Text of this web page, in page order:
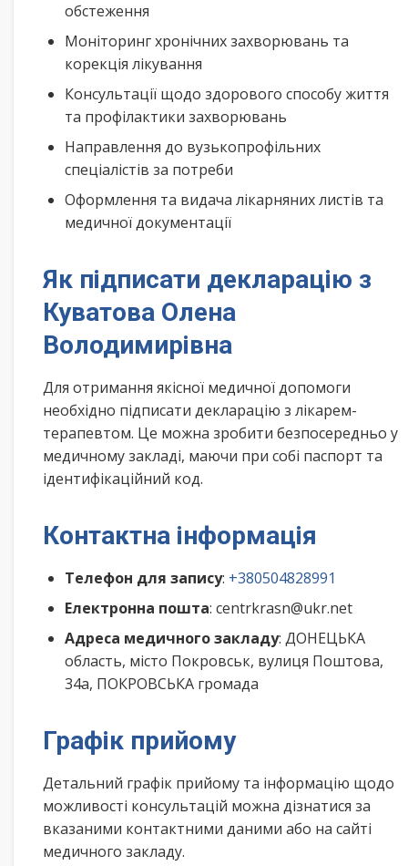
обстеження
Моніторинг хронічних захворювань та
корекція лікування
Консультації щодо здорового способу життя
та профілактики захворювань
Направлення до вузькопрофільних
спеціалістів за потреби
Оформлення та видача лікарняних листів та
медичної документації
Як підписати декларацію з
Куватова Олена
Володимирівна
Для отримання якісної медичної допомоги
необхідно підписати декларацію з лікарем-
терапевтом. Це можна зробити безпосередньо у
медичному закладі, маючи при собі паспорт та
ідентифікаційний код.
Контактна інформація
Телефон для запису: +380504828991
Електронна пошта: centrkrasn@ukr.net
Адреса медичного закладу: ДОНЕЦЬКА
область, місто Покровськ, вулиця Поштова,
34а, ПОКРОВСЬКА громада
Графік прийому
Детальний графік прийому та інформацію щодо
можливості консультацій можна дізнатися за
вказаними контактними даними або на сайті
медичного закладу.